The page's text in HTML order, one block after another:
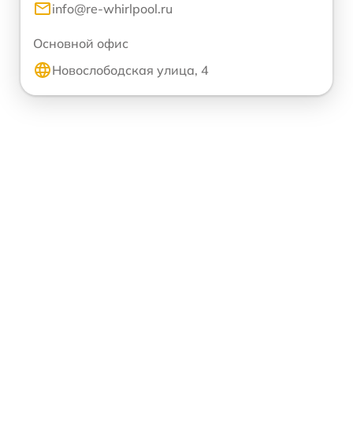
info@re-whirlpool.ru
Основной офис
Новослободская улица, 4